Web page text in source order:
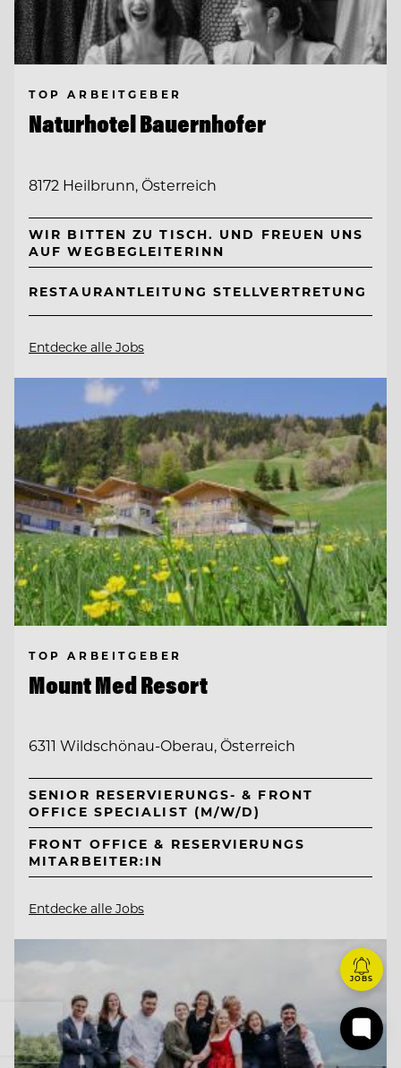
TOP ARBEITGEBER
Naturhotel Bauernhofer
8172 Heilbrunn, Österreich
WIR BITTEN ZU TISCH. UND FREUEN UNS
AUF WEGBEGLEITERINN
RESTAURANTLEITUNG STELLVERTRETUNG
Entdecke alle Jobs
TOP ARBEITGEBER
Mount Med Resort
6311 Wildschönau-Oberau, Österreich
SENIOR RESERVIERUNGS- & FRONT
OFFICE SPECIALIST (M/W/D)
FRONT OFFICE & RESERVIERUNGS
MITARBEITER:IN
Entdecke alle Jobs
JOBS